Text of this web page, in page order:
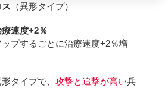
（異形タイプ）
速度+2％
ップするごとに治療速度+2％増
形タイプで、攻撃と追撃が高い兵